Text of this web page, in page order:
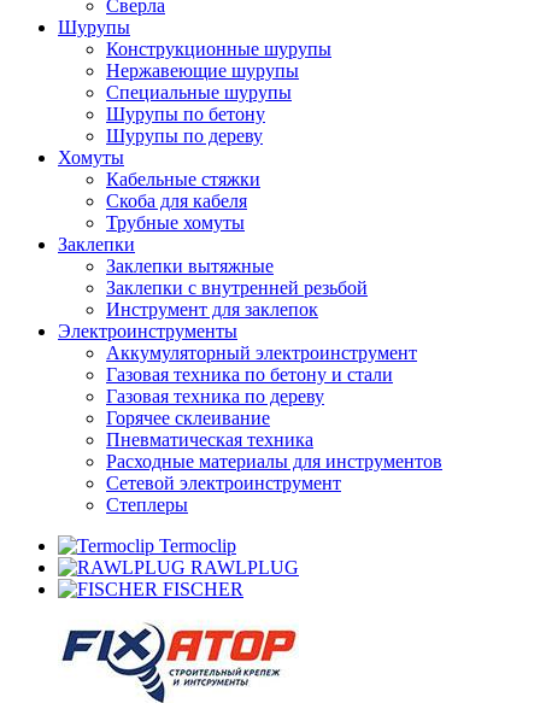
Сверла
Шурупы
Конструкционные шурупы
Нержавеющие шурупы
Специальные шурупы
Шурупы по бетону
Шурупы по дереву
Хомуты
Кабельные стяжки
Скоба для кабеля
Трубные хомуты
Заклепки
Заклепки вытяжные
Заклепки с внутренней резьбой
Инструмент для заклепок
Электроинструменты
Аккумуляторный электроинструмент
Газовая техника по бетону и стали
Газовая техника по дереву
Горячее склеивание
Пневматическая техника
Расходные материалы для инструментов
Сетевой электроинструмент
Степлеры
Termoclip
RAWLPLUG
FISCHER